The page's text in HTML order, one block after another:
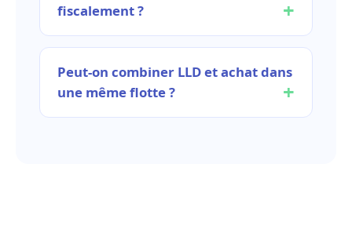
fiscalement ?
Peut-on combiner LLD et achat dans
une même flotte ?